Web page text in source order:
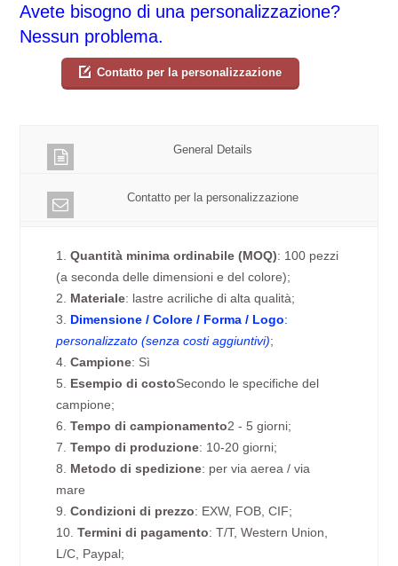
Avete bisogno di una personalizzazione?
Nessun problema.
Contatto per la personalizzazione
General Details
Contatto per la personalizzazione
1.Quantità minima ordinabile (MOQ): 100 pezzi
(a seconda delle dimensioni e del colore);
2. Materiale: lastre acriliche di alta qualità;
3. Dimensione / Colore / Forma / Logo:
personalizzato (senza costi aggiuntivi);
4.Campione: Sì
5. Esempio di costoSecondo le specifiche del
campione;
6.Tempo di campionamento2 - 5 giorni;
7.Tempo di produzione: 10-20 giorni;
8. Metodo di spedizione: per via aerea / via
mare
9.Condizioni di prezzo: EXW, FOB, CIF;
10.Termini di pagamento: T/T, Western Union,
L/C, Paypal;